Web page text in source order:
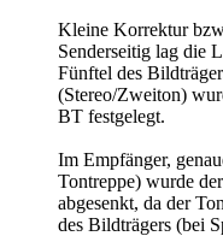
Kleine Korrektur
Senderseitig lag die
Fünftel des
(Stereo/Zweiton)
BT festgelegt.
Im Empfänger,
Tontreppe) wurde
abgesenkt, da der
des Bildträgers (bei